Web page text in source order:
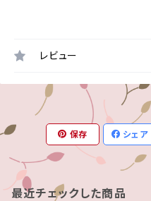
レビュー
保存 シェア
最近チェックした商品